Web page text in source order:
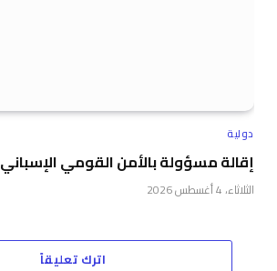
دولية
إقالة مسؤولة بالأمن القومي الإسباني
الثلاثاء، 4 أغسطس 2026
اترك تعليقاً